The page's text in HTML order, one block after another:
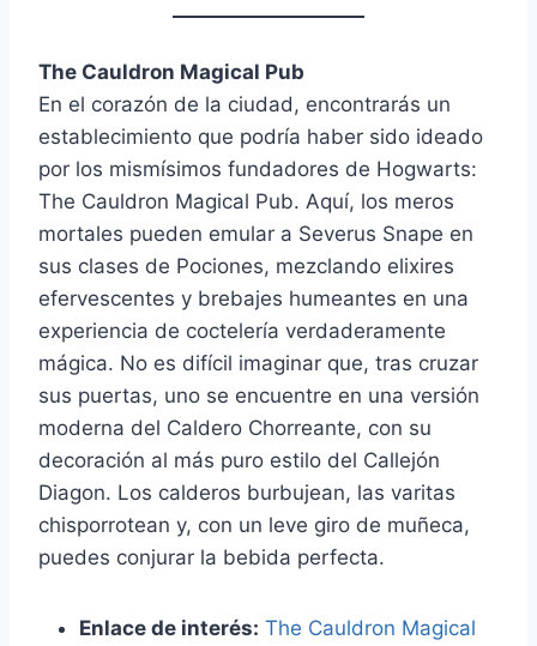
The Cauldron Magical Pub
En el corazón de la ciudad, encontrarás un
establecimiento que podría haber sido ideado
por los mismísimos fundadores de Hogwarts:
The Cauldron Magical Pub. Aquí, los meros
mortales pueden emular a Severus Snape en
sus clases de Pociones, mezclando elixires
efervescentes y brebajes humeantes en una
experiencia de coctelería verdaderamente
mágica. No es difícil imaginar que, tras cruzar
sus puertas, uno se encuentre en una versión
moderna del Caldero Chorreante, con su
decoración al más puro estilo del Callejón
Diagon. Los calderos burbujean, las varitas
chisporrotean y, con un leve giro de muñeca,
puedes conjurar la bebida perfecta.
Enlace de interés: The Cauldron Magical